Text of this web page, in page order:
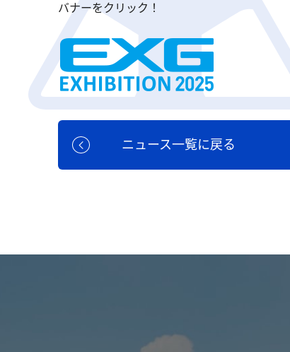
バナーをクリック！
ニュース一覧に戻る